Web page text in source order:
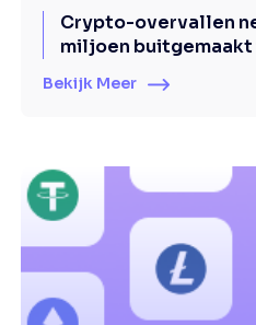
Crypto-overvallen
miljoen buitgemaakt
Bekijk Meer